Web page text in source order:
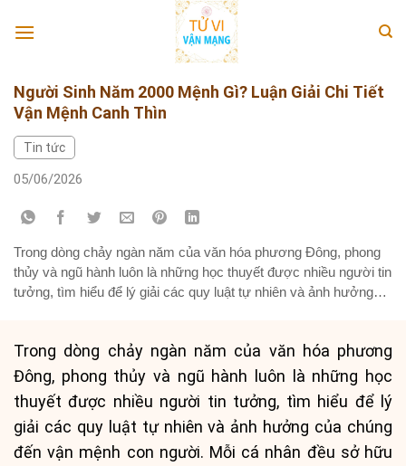
Người Sinh Năm 2000 Mệnh Gì? Luận Giải Chi Tiết
Vận Mệnh Canh Thìn
Tin tức
05/06/2026
Trong dòng chảy ngàn năm của văn hóa phương Đông, phong
thủy và ngũ hành luôn là những học thuyết được nhiều người tin
tưởng, tìm hiểu để lý giải các quy luật tự nhiên và ảnh hưởng
Trong dòng chảy ngàn năm của văn hóa phương
Đông, phong thủy và ngũ hành luôn là những học
thuyết được nhiều người tin tưởng, tìm hiểu để lý
giải các quy luật tự nhiên và ảnh hưởng của chúng
đến vận mệnh con người. Mỗi cá nhân đều sở hữu